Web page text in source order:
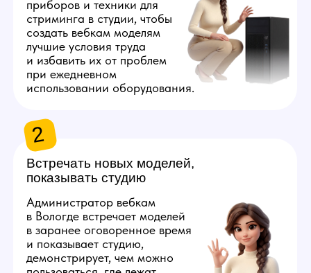
Администратору нужно будет
регулярно заказывать вещи для
работы моделей и поддержания
комфортных условий в студии:
салфетки, воду, снеки и бытовые
мелочи. Закупки удобнее вести
по заранее составленному плану,
это требует внимания к деталям
и четкой организации рабочего
Поддерживать
порядок на студии
студию в чистоте: раз
в неделю вызывает клининг
и осуществляет контроль
качества работы его
персонала. Небольшие
загрязнения администратор
устраняет самостоятельно.
4